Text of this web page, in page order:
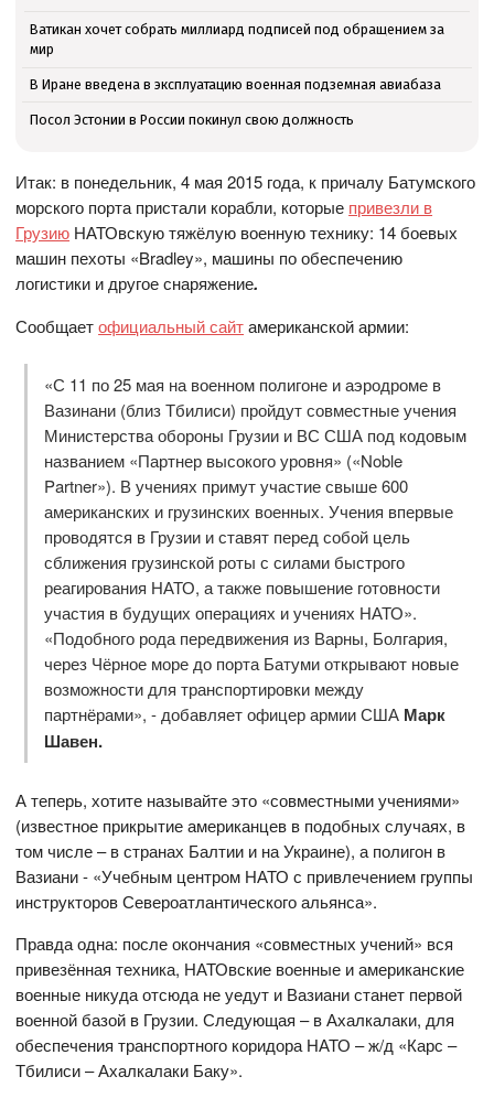
Ватикан хочет собрать миллиард подписей под обращением за
мир
В Иране введена в эксплуатацию военная подземная авиабаза
Посол Эстонии в России покинул свою должность
Итак: в понедельник, 4 мая 2015 года, к причалу Батумского
морского порта пристали корабли, которые привезли в
Грузию НАТОвскую тяжёлую военную технику: 14 боевых
машин пехоты «Bradley», машины по обеспечению
логистики и другое снаряжение.
Сообщаетофициальный сайтамериканской армии:
«С 11 по 25 мая на военном полигоне и аэродроме в
Вазинани (близ Тбилиси) пройдут совместные учения
Министерства обороны Грузии и ВС США под кодовым
названием «Партнер высокого уровня» («Noble
Partner»). В учениях примут участие свыше 600
американских и грузинских военных. Учения впервые
проводятся в Грузии и ставят перед собой цель
сближения грузинской роты с силами быстрого
реагирования НАТО, а также повышение готовности
участия в будущих операциях и учениях НАТО».
«Подобного рода передвижения из Варны, Болгария,
через Чёрное море до порта Батуми открывают новые
возможности для транспортировки между
партнёрами», - добавляет офицер армии США Марк
Шавен.
А теперь, хотите называйте это «совместными учениями»
(известное прикрытие американцев в подобных случаях, в
том числе – в странах Балтии и на Украине), а полигон в
Вазиани - «Учебным центром НАТО с привлечением группы
инструкторов Североатлантического альянса».
Правда одна: после окончания «совместных учений» вся
привезённая техника, НАТОвские военные и американские
военные никуда отсюда не уедут и Вазиани станет первой
военной базой в Грузии. Следующая – в Ахалкалаки, для
обеспечения транспортного коридора НАТО – ж/д «Карс –
Тбилиси – Ахалкалаки Баку».